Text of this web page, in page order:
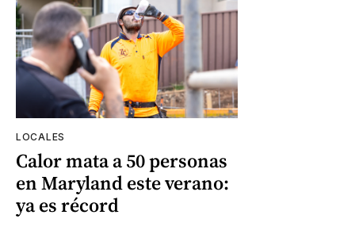
LOCALES
Calor mata a 50 personas
en Maryland este verano:
ya es récord